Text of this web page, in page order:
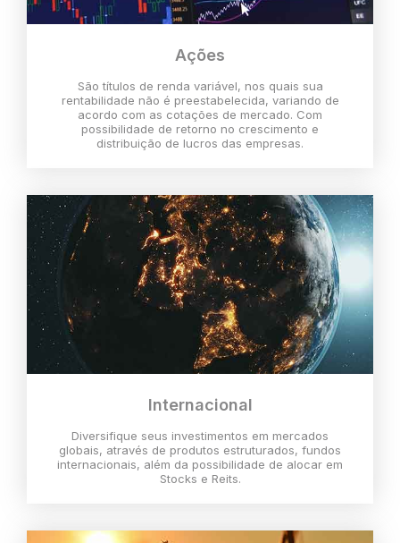
Ações
São títulos de renda variável, nos quais sua
rentabilidade não é preestabelecida, variando de
acordo com as cotações de mercado. Com
possibilidade de retorno no crescimento e
distribuição de lucros das empresas.
Internacional
Diversifique seus investimentos em mercados
globais, através de produtos estruturados, fundos
internacionais, além da possibilidade de alocar em
Stocks e Reits.